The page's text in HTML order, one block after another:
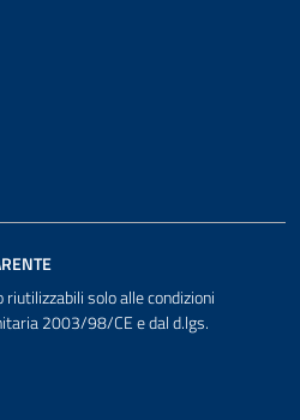
solo alle condizioni
2003/98/CE e dal d.lgs.